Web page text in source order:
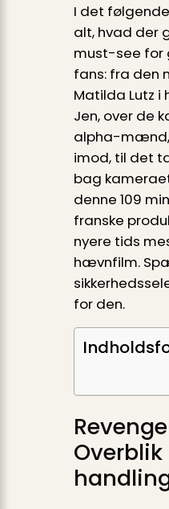
I det
alt, hvad der
must-see for
fans: fra den
Matilda Lutz i
Jen, over de
alpha-
imod, til det
bag
denne 109
franske
nyere tids
hævnfilm.
for den.
Overblik